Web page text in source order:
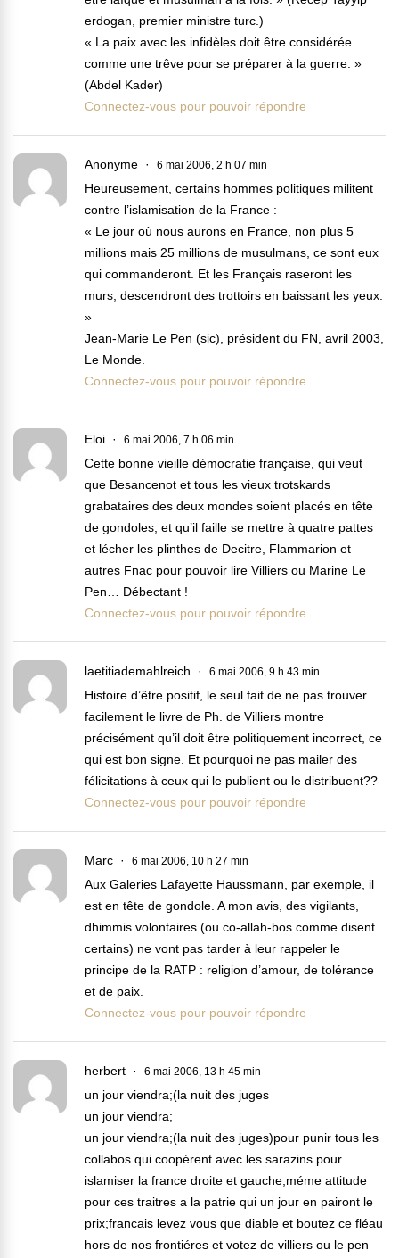
erdogan, premier ministre turc.)
« La paix avec les infidèles doit être considérée
comme une trêve pour se préparer à la guerre. »
(Abdel Kader)
Connectez-vous pour pouvoir répondre
Anonyme 6 mai 2006, 2 h 07 min
Heureusement, certains hommes politiques militent
contre l’islamisation de la France :
« Le jour où nous aurons en France, non plus 5
millions mais 25 millions de musulmans, ce sont eux
qui commanderont. Et les Français raseront les
murs, descendront des trottoirs en baissant les yeux.
»
Jean-Marie Le Pen (sic), président du FN, avril 2003,
Le Monde.
Connectez-vous pour pouvoir répondre
Eloi 6 mai 2006, 7 h 06 min
Cette bonne vieille démocratie française, qui veut
que Besancenot et tous les vieux trotskards
grabataires des deux mondes soient placés en tête
de gondoles, et qu’il faille se mettre à quatre pattes
et lécher les plinthes de Decitre, Flammarion et
autres Fnac pour pouvoir lire Villiers ou Marine Le
Pen… Débectant !
Connectez-vous pour pouvoir répondre
laetitiademahlreich 6 mai 2006, 9 h 43 min
Histoire d’être positif, le seul fait de ne pas trouver
facilement le livre de Ph. de Villiers montre
précisément qu’il doit être politiquement incorrect, ce
qui est bon signe. Et pourquoi ne pas mailer des
félicitations à ceux qui le publient ou le distribuent??
Connectez-vous pour pouvoir répondre
Marc 6 mai 2006, 10 h 27 min
Aux Galeries Lafayette Haussmann, par exemple, il
est en tête de gondole. A mon avis, des vigilants,
dhimmis volontaires (ou co-allah-bos comme disent
certains) ne vont pas tarder à leur rappeler le
principe de la RATP : religion d’amour, de tolérance
et de paix.
Connectez-vous pour pouvoir répondre
herbert 6 mai 2006, 13 h 45 min
un jour viendra;(la nuit des juges
un jour viendra;
un jour viendra;(la nuit des juges)pour punir tous les
collabos qui coopérent avec les sarazins pour
islamiser la france droite et gauche;méme attitude
pour ces traitres a la patrie qui un jour en pairont le
prix;francais levez vous que diable et boutez ce fléau
hors de nos frontiéres et votez de villiers ou le pen